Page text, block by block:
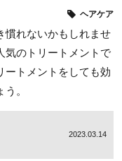
ヘアケア
慣れないかもしれませ
気のトリートメントで
ートメントをしても効
。
2023.03.14